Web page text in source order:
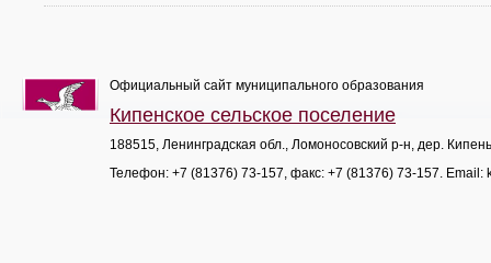
Официальный сайт муниципального образования
Кипенское сельское поселение
188515, Ленинградская обл., Ломоносовский р-н, дер.
Телефон: +7 (81376) 73-157, факс: +7 (81376) 73-157. Email: